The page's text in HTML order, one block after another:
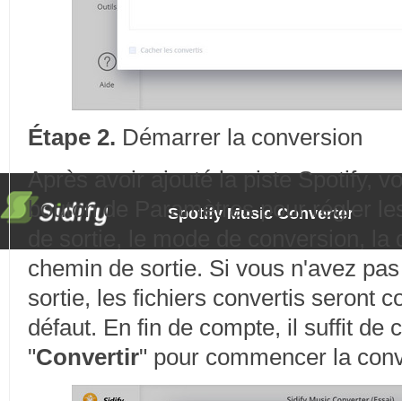
Spotify Music Converter
Étape 2. Démarrer la conversion
Après avoir ajouté la piste Spotify,
bouton de Paramètres pour régler
chemin de sortie. Si vous n'avez
sortie, les fichiers convertis seront
défaut. En fin de compte, il suffit de
"Convertir" pour commencer la